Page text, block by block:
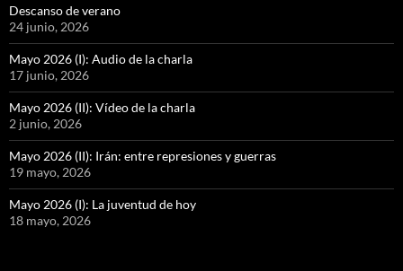
Descanso de verano
24 junio, 2026
Mayo 2026 (I): Audio de la charla
17 junio, 2026
Mayo 2026 (II): Vídeo de la charla
2 junio, 2026
Mayo 2026 (II): Irán: entre represiones y guerras
19 mayo, 2026
Mayo 2026 (I): La juventud de hoy
18 mayo, 2026